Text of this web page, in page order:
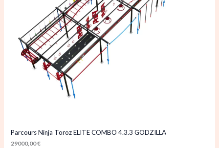
Parcours Ninja Toroz ELITE COMBO 4.3.3 GODZILLA
29000,00€